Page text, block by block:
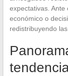
expectativas.
económico o
redistribuyendo